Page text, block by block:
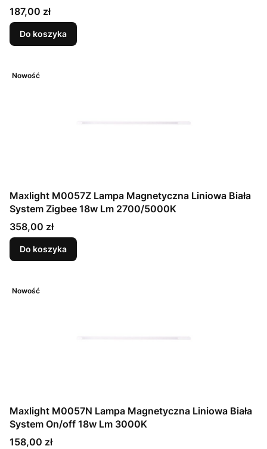
Cena
187,00 zł
Do koszyka
Nowość
Maxlight M0057Z Lampa Magnetyczna Liniowa Biała
System Zigbee 18w Lm 2700/5000K
Cena
358,00 zł
Do koszyka
Nowość
Maxlight M0057N Lampa Magnetyczna Liniowa Biała
System On/off 18w Lm 3000K
Cena
158,00 zł